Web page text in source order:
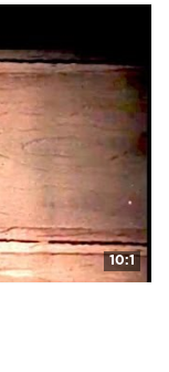
10:1